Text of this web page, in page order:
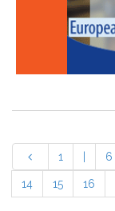
1 6
14 15 16